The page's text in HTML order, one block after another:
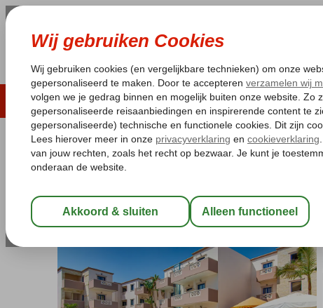
LAST MINUTE ZOMER 2026
Pakketgarantie Laagsteprijsgarantie* Gratis
Home
Griekenland Kreta
Ilios Malia Hotel Resort
Logies-Appartement